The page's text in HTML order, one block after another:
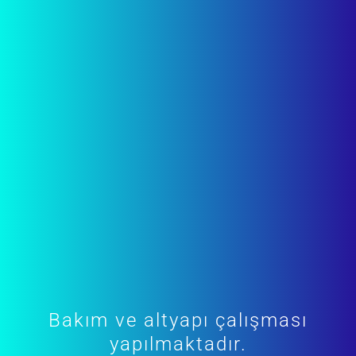
Bakım ve altyapı çalışması
yapılmaktadır.